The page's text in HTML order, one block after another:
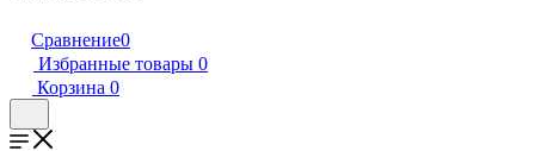
Сравнение0
Избранные товары 0
Корзина 0